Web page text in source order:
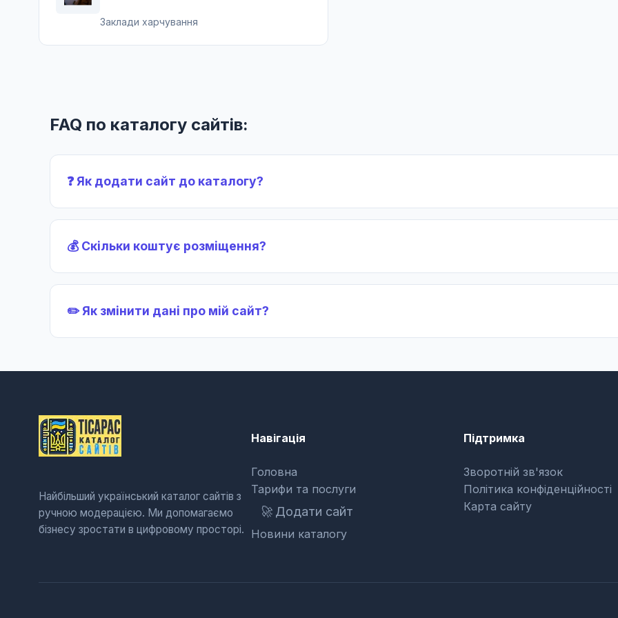
Заклади харчування
FAQ по каталогу сайтів:
❓ Як додати сайт до каталогу?
💰 Скільки коштує розміщення?
✏️ Як змінити дані про мій сайт?
Найбільший український каталог сайтів з
ручною модерацією. Ми допомагаємо
бізнесу зростати в цифровому просторі.
Навігація
Головна
Тарифи та послуги
🚀Додати сайт
Новини каталогу
Підтримка
Зворотній зв'язок
Політика конфіденційності
Карта сайту